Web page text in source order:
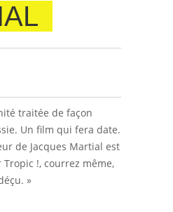
traitée de façon
Un film qui fera date.
de Jacques Martial est
!, courrez même,
»